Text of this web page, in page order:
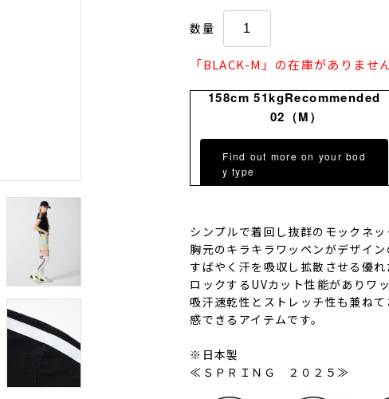
数量
「BLACK-M」の在庫がありません
158cm 51kgRecommended
02（M）
Find out more on your bod
y type
シンプルで着回し抜群のモックネッ
胸元のキラキラワッペンがデザイ
すばやく汗を吸収し拡散させる優
ロックするUVカット性能がありワ
吸汗速乾性とストレッチ性も兼ね
感できるアイテムです。
※日本製
≪ＳＰＲＩＮＧ ２０２５≫